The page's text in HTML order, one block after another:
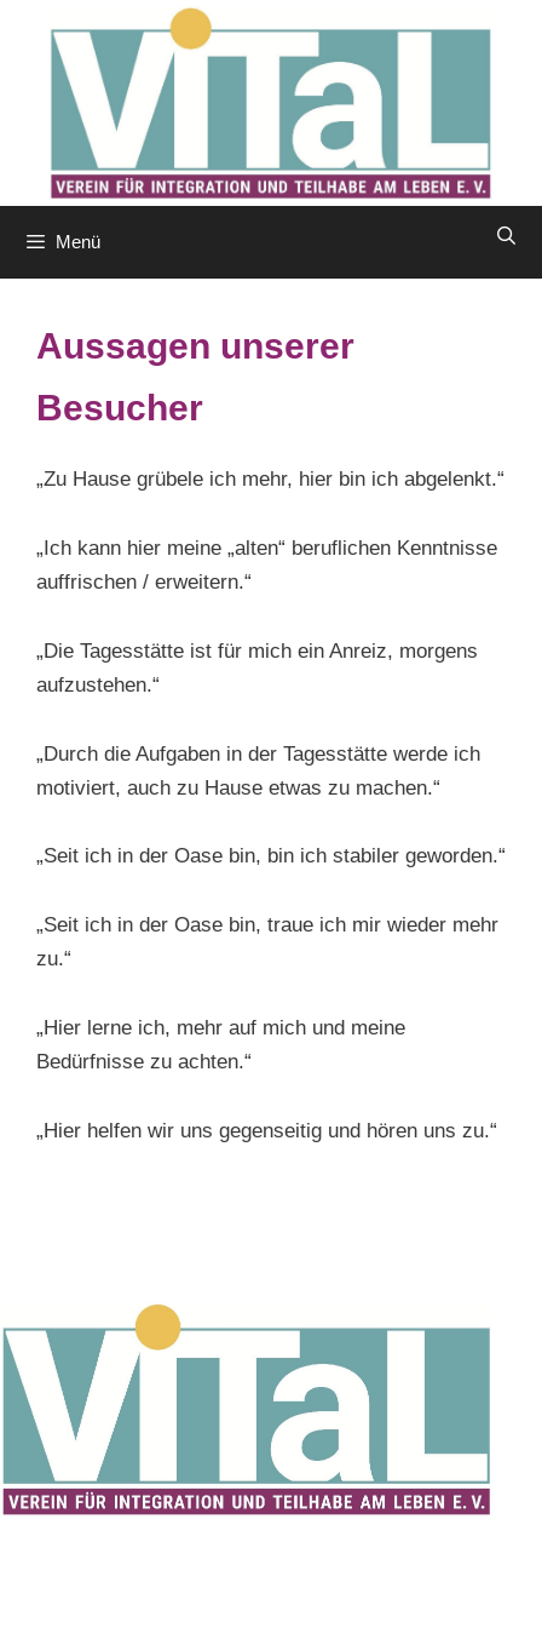
springen
Menü
Aussagen unserer
Besucher
„Zu Hause grübele ich mehr, hier bin ich abgelenkt.“
„Ich kann hier meine „alten“ beruflichen Kenntnisse
auffrischen / erweitern.“
„Die Tagesstätte ist für mich ein Anreiz, morgens
aufzustehen.“
„Durch die Aufgaben in der Tagesstätte werde ich
motiviert, auch zu Hause etwas zu machen.“
„Seit ich in der Oase bin, bin ich stabiler geworden.“
„Seit ich in der Oase bin, traue ich mir wieder mehr
zu.“
„Hier lerne ich, mehr auf mich und meine
Bedürfnisse zu achten.“
„Hier helfen wir uns gegenseitig und hören uns zu.“